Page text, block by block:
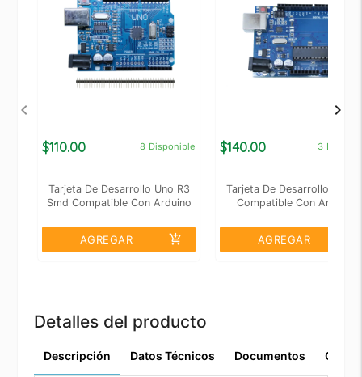
$110.00 8 Disponible
Tarjeta De Desarrollo Uno R3
Smd Compatible Con Arduino
AGREGAR add_shopping_cart
$140.00 3
Tarjeta De Desarrollo Uno
Compatible Con Arduino
AGREGAR
Detalles del producto
Descripción Datos Técnicos Documentos